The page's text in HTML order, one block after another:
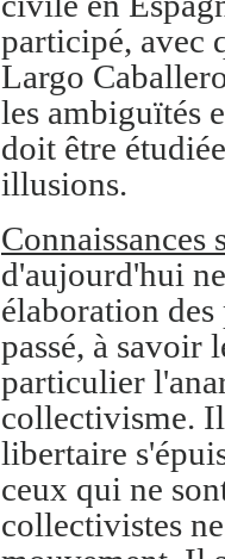
participé, avec
Largo
les ambiguïtés
doit être
illusions.
Connaissances
d'aujourd'hui
élaboration
passé, à savoir
particulier
collectivisme.
libertaire
ceux qui ne
collectivistes